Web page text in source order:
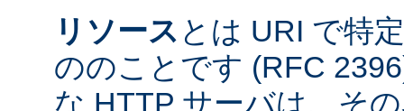
リソース とは URI で特
ののことです (RFC
な HTTP サーバは、そ